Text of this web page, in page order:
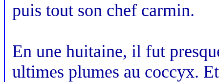
puis tout son chef carmin.
En une huitaine, il fut
ultimes plumes au coccyx.